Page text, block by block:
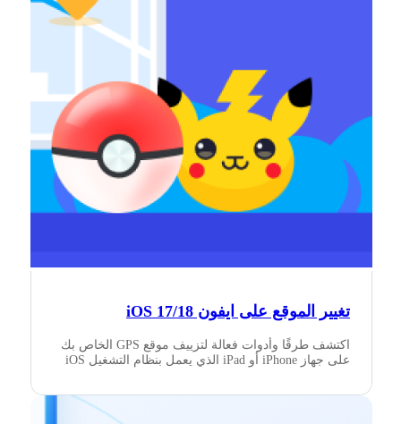
تغيير الموقع على ايفون iOS 17/18
اكتشف طرقًا وأدوات فعالة لتزييف موقع GPS الخاص بك
على جهاز iPhone أو iPad الذي يعمل بنظام التشغيل iOS